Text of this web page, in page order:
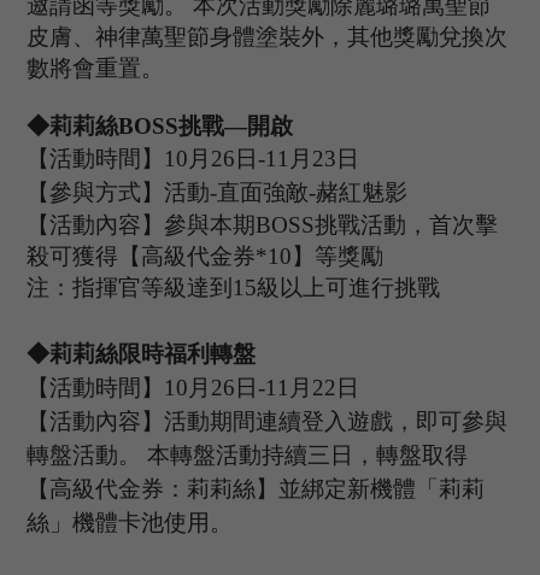
皮膚、神律萬聖節身體塗裝外，其他獎勵兌換次
數將會重置。
◆莉莉絲BOSS挑戰—開啟
【活動時間】 10 月 26日-11 月 23日
【參與方式】 活動-直面強敵-赭紅魅影
【活動內容】參與本期BOSS挑戰活動，首次擊
殺可獲得【高級代金券*10】等獎勵
注：指揮官等級達到 15級以上可進行挑戰
◆莉莉絲限時福利轉盤
【活動時間】 10 月 26日-11 月 22 日
【活動內容】活動期間連續登入遊戲，即可參與
轉盤活動。
本轉盤活動持續三日，轉盤取得
【高級代金券：莉莉絲】並綁定新機體「莉莉
絲」機體卡池使用。